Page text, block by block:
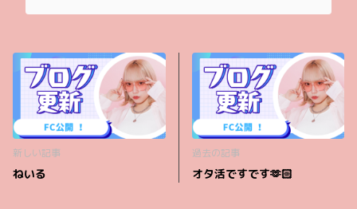
新しい記事
ねいる
過去の記事
オタ活ですです🫶🏻